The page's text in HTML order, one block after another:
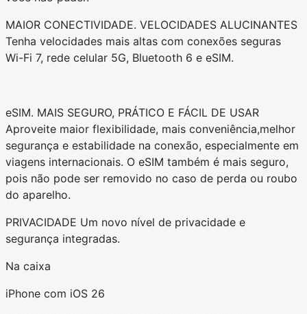
MAIOR CONECTIVIDADE. VELOCIDADES ALUCINANTES
Tenha velocidades mais altas com conexões seguras
Wi-Fi 7, rede celular 5G, Bluetooth 6 e eSIM.
eSIM. MAIS SEGURO, PRÁTICO E FÁCIL DE USAR
Aproveite maior flexibilidade, mais conveniência,melhor
segurança e estabilidade na conexão, especialmente em
viagens internacionais. O eSIM também é mais seguro,
pois não pode ser removido no caso de perda ou roubo
do aparelho.
PRIVACIDADE Um novo nível de privacidade e
segurança integradas.
Na caixa
iPhone com iOS 26